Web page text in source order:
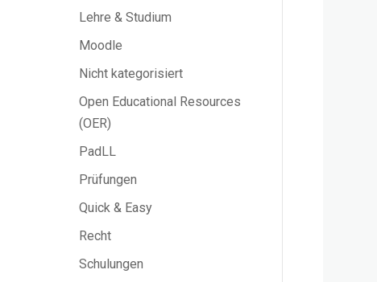
Lehre & Studium
Moodle
Nicht kategorisiert
Open Educational Resources
(OER)
PadLL
Prüfungen
Quick & Easy
Recht
Schulungen